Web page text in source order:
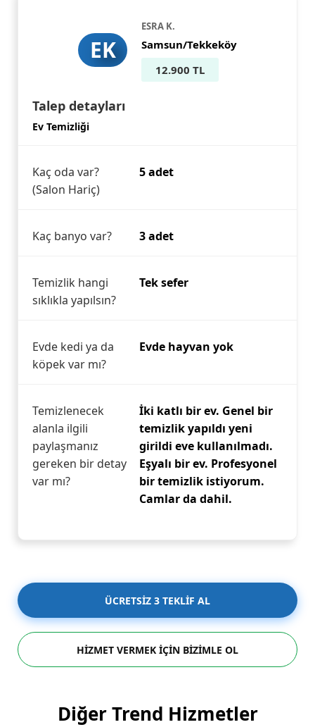
EK
ESRA K.
Samsun/Tekkeköy
12.900 TL
Talep detayları
Ev Temizliği
Kaç oda var?
(Salon Hariç)
5 adet
Kaç banyo var? 3 adet
Temizlik hangi
sıklıkla yapılsın?
Tek sefer
Evde kedi ya da
köpek var mı?
Evde hayvan yok
Temizlenecek
alanla ilgili
paylaşmanız
gereken bir detay
var mı?
İki katlı bir ev. Genel bir
temizlik yapıldı yeni
girildi eve kullanılmadı.
Eşyalı bir ev. Profesyonel
bir temizlik istiyorum.
Camlar da dahil.
ÜCRETSİZ 3 TEKLİF AL
HİZMET VERMEK İÇİN BİZİMLE OL
Diğer Trend Hizmetler